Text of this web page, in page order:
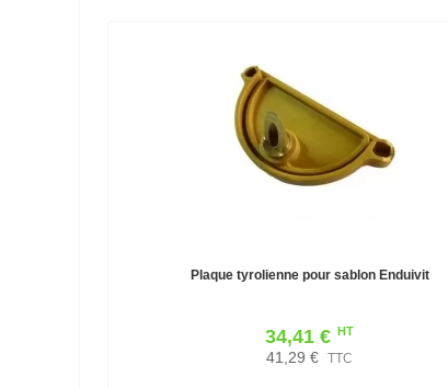
Plaque tyrolienne pour sablon Enduivit
34,41 € HT
41,29 € TTC